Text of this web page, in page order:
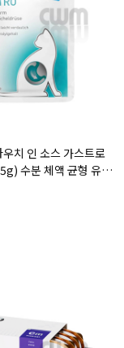
치 인 소스 가스트로
수분 체액 균형 유지
능에 도움